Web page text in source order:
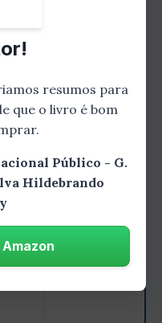
do direito e
das
é essencial
resumos para
que o livro é bom
Público - G.
Hildebrando